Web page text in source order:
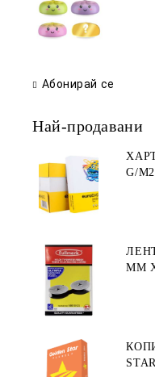
Абонирай се
Най-продавани
G/M2
MM